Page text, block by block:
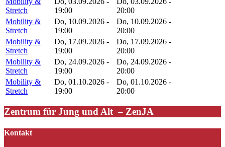
Stretch
19:00
20:00
Mobility &
Stretch
Do, 10.09.2026 -
19:00
Do, 10.09.2026 -
20:00
Mobility &
Stretch
Do, 17.09.2026 -
19:00
Do, 17.09.2026 -
20:00
Mobility &
Stretch
Do, 24.09.2026 -
19:00
Do, 24.09.2026 -
20:00
Mobility &
Stretch
Do, 01.10.2026 -
19:00
Do, 01.10.2026 -
20:00
Zentrum für Jung und Alt – ZenJA
Kontakt